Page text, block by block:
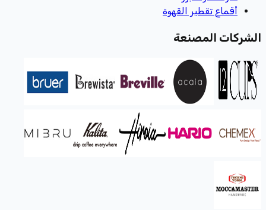
أقماع تقطير القهوة
الشركات المصنعة